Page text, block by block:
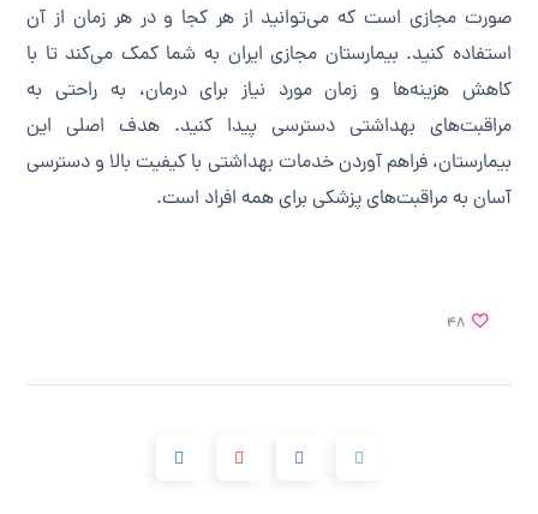
صورت مجازی است که می‌توانید از هر کجا و در هر زمان از آن
استفاده کنید. بیمارستان مجازی ایران به شما کمک می‌کند تا با
کاهش هزینه‌ها و زمان مورد نیاز برای درمان، به راحتی به
مراقبت‌های بهداشتی دسترسی پیدا کنید. هدف اصلی این
بیمارستان، فراهم آوردن خدمات بهداشتی با کیفیت بالا و دسترسی
آسان به مراقبت‌های پزشکی برای همه افراد است.
48